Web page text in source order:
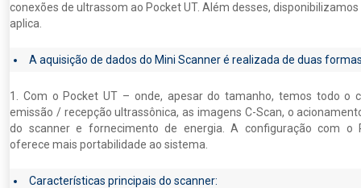
conexões de ultrassom ao Pocket UT. Além desses,
aplica.
A aquisição de dados do Mini Scanner é realizada de duas
1. Com o Pocket UT – onde, apesar do tamanho, temos todo o
emissão / recepção ultrassônica, as imagens C-Scan, o
do scanner e fornecimento de energia. A configuração com o
oferece mais portabilidade ao sistema.
Características principais do scanner: